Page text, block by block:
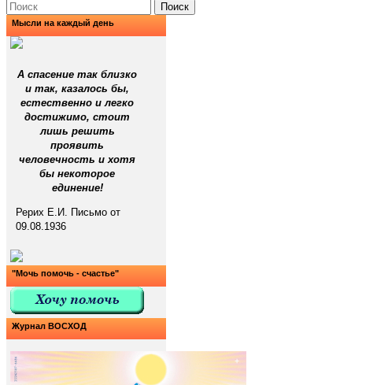
Поиск
Мысли на каждый день
А спасение так близко
и так, казалось бы,
естественно и легко
достижимо, стоит
лишь решить
проявить
человечность и хотя
бы некоторое
единение!
Рерих Е.И. Письмо от
09.08.1936
"Мочь помочь - счастье"
Журнал ВОСХОД